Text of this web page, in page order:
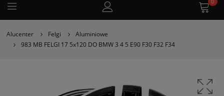
0
Alucenter Felgi
Aluminiowe
983 MB FELGI 17 5x120 DO BMW 3 4 5 E90 F30 F32 F34